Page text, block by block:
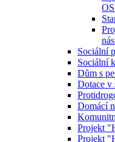
Sociální
Sociální
Dům s
Dotace v
Domácí
Projekt
Projekt